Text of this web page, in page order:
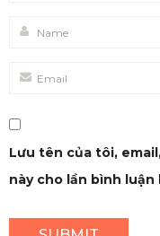
Lưu tên của tôi,
này cho lần bình